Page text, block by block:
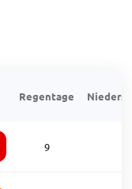
Regentage
9